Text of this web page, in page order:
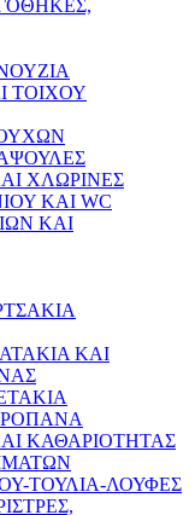
ΤΟΙΧΟΥ
ΧΛΩΡΙΝΕΣ
ΚΑΙ WC
ΚΑΙ
ΚΑΙ
ΚΑΘΑΡΙΟΤΗΤΑΣ
ΤΟΥΛΙΑ-ΛΟΥΦΕΣ